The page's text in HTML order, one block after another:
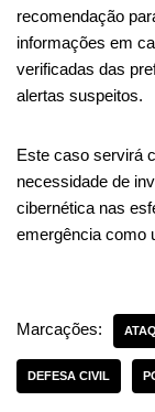
recomendação
informações em
verificadas das
alertas suspeitos.
Este caso servirá
necessidade de
cibernética nas
emergência como
Marcações:
DEFESA CIVIL